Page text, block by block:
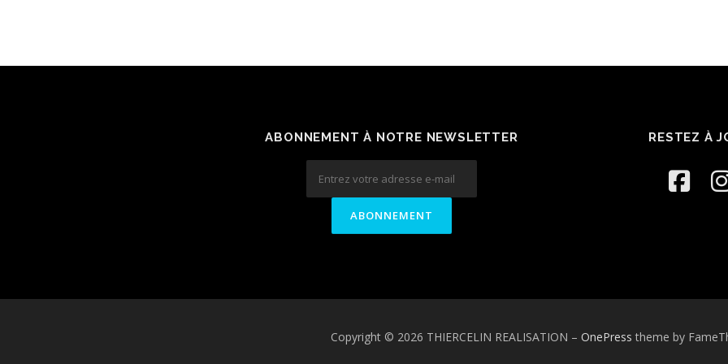
ABONNEMENT À NOTRE NEWSLETTER RESTEZ À
Copyright © 2026 THIERCELIN REALISATION – OnePress theme by